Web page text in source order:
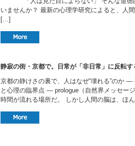
いませんか？ ​最新の心理学研究によると、人
[…]
静寂の街・京都で。日常が「非日常」に反転す
京都の静けさの裏で、人はなぜ“壊れる”のか
と心理の臨界点 ― prologue（自然界メッセー
時間が流れる場所だ。 しかし人間の脳は、ほ